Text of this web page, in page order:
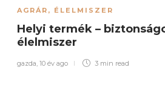
AGRÁR , ÉLELMISZER
Helyi termék –
élelmiszer
gazda, 10 év ago 3 min read